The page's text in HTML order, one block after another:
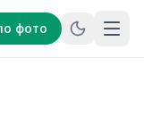
фото